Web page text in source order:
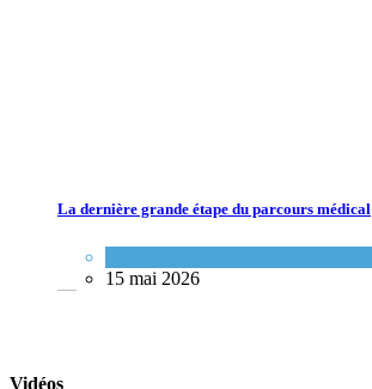
La dernière grande étape du parcours médical
15 mai 2026
Vidéos